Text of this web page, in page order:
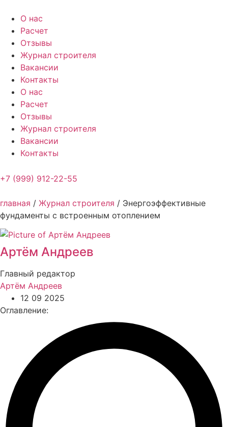
содержимому
О нас
Расчет
Отзывы
Журнал строителя
Вакансии
Контакты
О нас
Расчет
Отзывы
Журнал строителя
Вакансии
Контакты
+7 (999) 912-22-55
главная / Журнал строителя / Энергоэффективные
фундаменты с встроенным отоплением
Артём Андреев
Главный редактор
Артём Андреев
12 09 2025
Оглавление: